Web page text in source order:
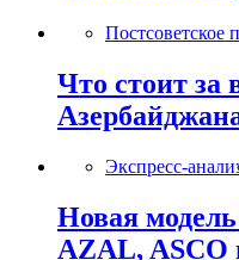
Постсоветское
Что стоит
Экспресс-
Новая
AZAL, ASCO